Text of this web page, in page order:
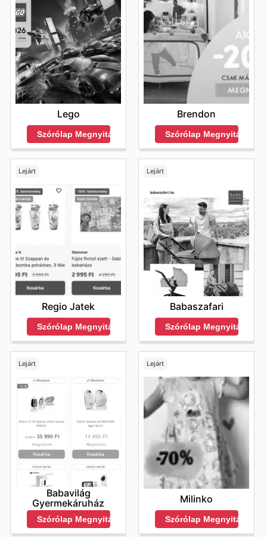
Lego
Szórólap Megnyitása
Brendon
Szórólap Megnyitása
Lejárt
Regio Jatek
Szórólap Megnyitása
Lejárt
Babaszafari
Szórólap Megnyitása
Lejárt
Babavilág
Gyermekáruház
Szórólap Megnyitása
Lejárt
Milinko
Szórólap Megnyitása